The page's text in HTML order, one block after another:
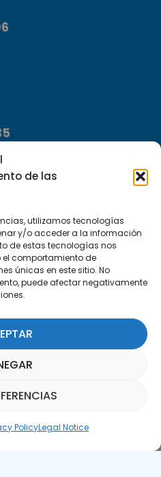
de las
utilizamos tecnologías
y/o acceder a la información
de estas tecnologías nos
comportamiento de
únicas en este sitio. No
puede afectar negativamente
PolicyLegal Notice
Málaga
Newsletter
HERE